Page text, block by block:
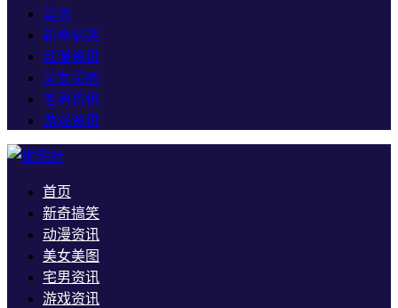
首页
新奇搞笑
动漫资讯
美女美图
宅男资讯
游戏资讯
首页
新奇搞笑
动漫资讯
美女美图
宅男资讯
游戏资讯